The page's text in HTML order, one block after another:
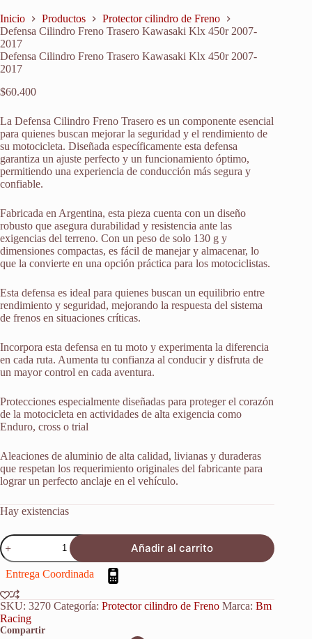
Inicio Productos
Protector cilindro de Freno
Defensa Cilindro Freno Trasero Kawasaki Klx 450r 2007-
2017
Defensa Cilindro Freno Trasero Kawasaki Klx 450r 2007-
2017
$60.400
La Defensa Cilindro Freno Trasero es un componente esencial
para quienes buscan mejorar la seguridad y el rendimiento de
su motocicleta. Diseñada específicamente esta defensa
garantiza un ajuste perfecto y un funcionamiento óptimo,
permitiendo una experiencia de conducción más segura y
confiable.
Fabricada en Argentina, esta pieza cuenta con un diseño
robusto que asegura durabilidad y resistencia ante las
exigencias del terreno. Con un peso de solo 130 g y
dimensiones compactas, es fácil de manejar y almacenar, lo
que la convierte en una opción práctica para los motociclistas.
Esta defensa es ideal para quienes buscan un equilibrio entre
rendimiento y seguridad, mejorando la respuesta del sistema
de frenos en situaciones críticas.
Incorpora esta defensa en tu moto y experimenta la diferencia
en cada ruta. Aumenta tu confianza al conducir y disfruta de
un mayor control en cada aventura.
Protecciones especialmente diseñadas para proteger el corazón
de la motocicleta en actividades de alta exigencia como
Enduro, cross o trial
Aleaciones de aluminio de alta calidad, livianas y duraderas
que respetan los requerimiento originales del fabricante para
lograr un perfecto anclaje en el vehículo.
Hay existencias
Defensa
Cilindro
Freno
Trasero
Klx
450r
2007-
2017
Añadir al carrito
Entrega Coordinada
SKU: 3270 Categoría: Protector cilindro de Freno Marca: Bm
Racing
Compartir